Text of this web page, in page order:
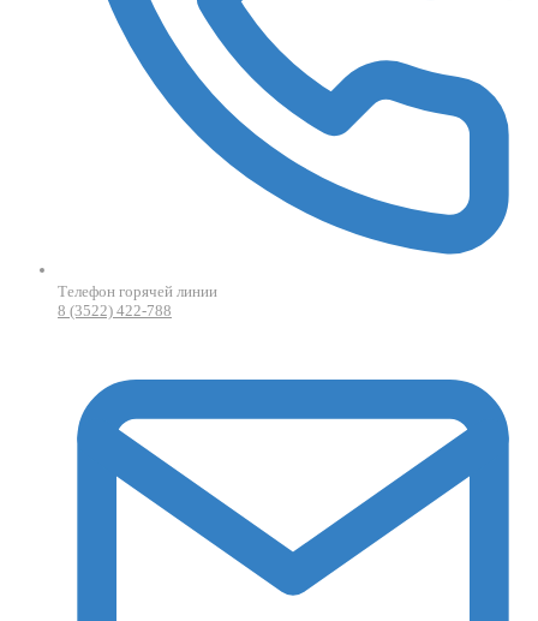
Телефон горячей линии
8 (3522) 422-788